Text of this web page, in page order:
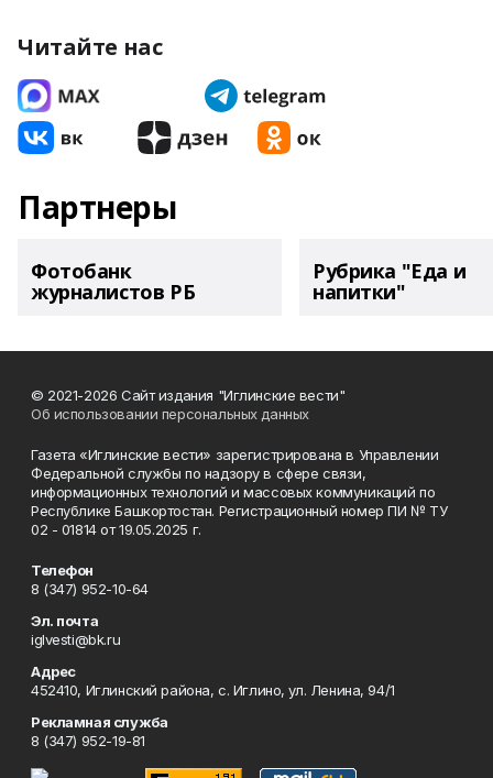
Читайте нас
Партнеры
Фотобанк
журналистов РБ
Рубрика "Еда и
напитки"
© 2021-2026 Сайт издания "Иглинские вести"
Об использовании персональных данных
Газета «Иглинские вести» зарегистрирована в Управлении
Федеральной службы по надзору в сфере связи,
информационных технологий и массовых коммуникаций по
Республике Башкортостан. Регистрационный номер ПИ № ТУ
02 - 01814 от 19.05.2025 г.
Телефон
8 (347) 952-10-64
Эл. почта
iglvesti@bk.ru
Адрес
452410, Иглинский района, с. Иглино, ул. Ленина, 94/1
Рекламная служба
8 (347) 952-19-81